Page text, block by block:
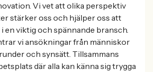
Vi vet att olika perspektiv
stärker oss och hjälper oss att
en viktig och spännande bransch.
vi ansökningar från människor
och synsätt. Tillsammans
där alla kan känna sig trygga